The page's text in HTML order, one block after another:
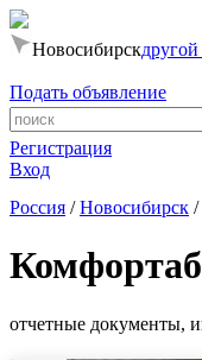
Новосибирск
Подать объявление
Регистрация
Вход
Россия /Новосибирск /
отчетные документы,